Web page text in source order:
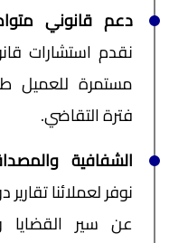
دعم قانوني
نقدم استشارات
مستمرة للعميل
فترة التقاضي.
الشفافية
نوفر لعملائنا تقارير
عن سير القضايا